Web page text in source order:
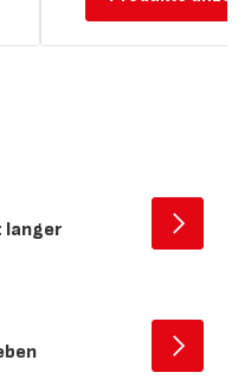
langer
Offen
Offen